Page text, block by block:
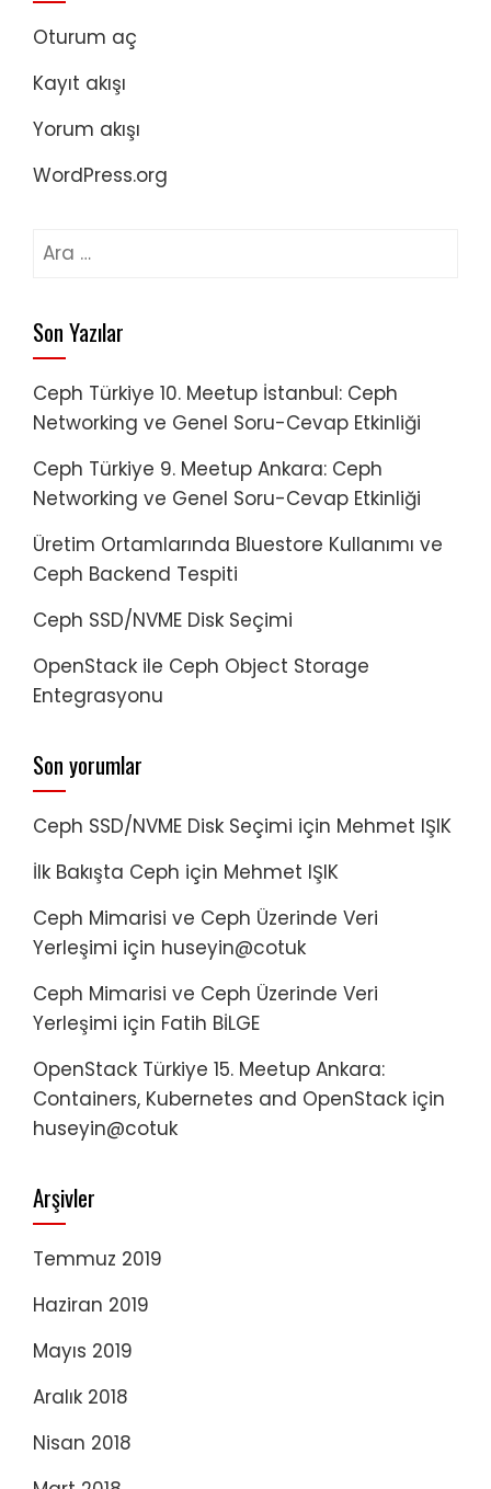
Oturum aç
Kayıt akışı
Yorum akışı
WordPress.org
Arama:
Son Yazılar
Ceph Türkiye 10. Meetup İstanbul: Ceph
Networking ve Genel Soru-Cevap Etkinliği
Ceph Türkiye 9. Meetup Ankara: Ceph
Networking ve Genel Soru-Cevap Etkinliği
Üretim Ortamlarında Bluestore Kullanımı ve
Ceph Backend Tespiti
Ceph SSD/NVME Disk Seçimi
OpenStack ile Ceph Object Storage
Entegrasyonu
Son yorumlar
Ceph SSD/NVME Disk Seçimi için Mehmet IŞIK
İlk Bakışta Ceph için Mehmet IŞIK
Ceph Mimarisi ve Ceph Üzerinde Veri
Yerleşimi için huseyin@cotuk
Ceph Mimarisi ve Ceph Üzerinde Veri
Yerleşimi için Fatih BİLGE
OpenStack Türkiye 15. Meetup Ankara:
Containers, Kubernetes and OpenStack için
huseyin@cotuk
Arşivler
Temmuz 2019
Haziran 2019
Mayıs 2019
Aralık 2018
Nisan 2018